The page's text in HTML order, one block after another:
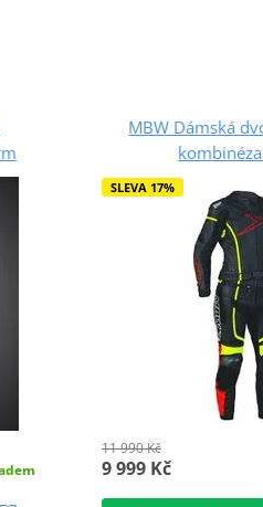
MBW Dámská
kombinéza
SLEVA 17%
11 990 Kč
9 999 Kč